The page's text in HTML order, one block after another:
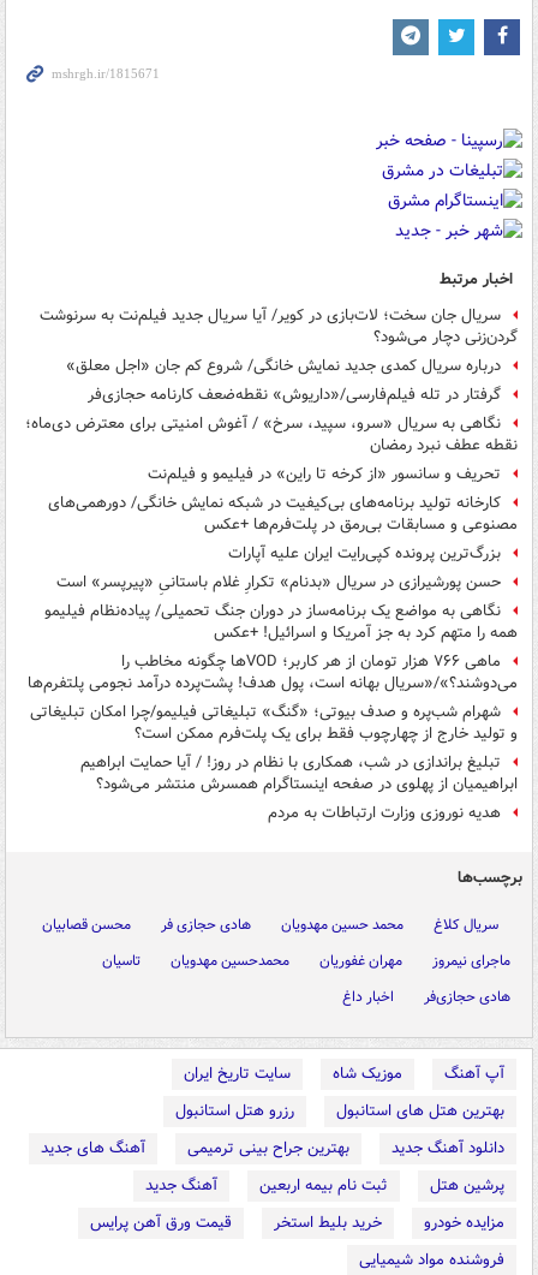
اخبار مرتبط
سریال جان سخت؛ لات‌بازی در کویر/ آیا سریال جدید فیلم‌نت به سرنوشت
گردن‌زنی دچار می‌شود؟
درباره سریال کمدی جدید نمایش خانگی/ شروع کم جان «اجل معلق»
گرفتار در تله فیلم‌فارسی/«داریوش» نقطه‌ضعف کارنامه حجازی‌فر
نگاهی به سریال «سرو، سپید، سرخ» / آغوش امنیتی برای معترض دی‌ماه؛
نقطه عطف نبرد رمضان
تحریف و سانسور «از کرخه تا راین» در فیلیمو و فیلم‌نت
کارخانه تولید برنامه‌های بی‌کیفیت در شبکه نمایش خانگی/ دورهمی‌های
مصنوعی و مسابقات بی‌رمق در پلت‌فرم‌ها +عکس
بزرگ‌ترین پرونده کپی‌رایت ایران علیه آپارات
حسن پورشیرازی در سریال «بدنام» تکرارِ غلام باستانیِ «پیرپسر» است
نگاهی به مواضع یک برنامه‌ساز در دوران جنگ تحمیلی/ پیاده‌نظام فیلیمو
همه را متهم کرد به جز آمریکا و اسرائیل! +عکس
ماهی ۷۶۶ هزار تومان از هر کاربر؛ VODها چگونه مخاطب را
می‌دوشند؟»/«سریال بهانه است، پول هدف! پشت‌پرده درآمد نجومی پلتفرم‌ها
شهرام شب‌پره و صدف بیوتی؛ «گنگ» تبلیغاتی فیلیمو/چرا امکان تبلیغاتی
و تولید خارج از چهارچوب فقط برای یک پلت‌فرم ممکن است؟
تبلیغ براندازی در شب، همکاری با نظام در روز! / آیا حمایت ابراهیم
ابراهیمیان از پهلوی در صفحه اینستاگرام همسرش منتشر می‌شود؟
هدیه نوروزی وزارت ارتباطات به مردم
برچسب‌ها
سریال کلاغ محمد حسین مهدویان هادی حجازی فر
محسن قصابیان
ماجرای نیمروز
مهران غفوریان محمدحسین مهدویان
تاسیان
هادی حجازی‌فر
اخبار داغ
آپ آهنگ موزیک شاه
سایت تاریخ ایران
بهترین هتل های استانبول
رزرو هتل استانبول
دانلود آهنگ جدید
بهترین جراح بینی ترمیمی
آهنگ های جدید
پرشین هتل
ثبت نام بیمه اربعین
آهنگ جدید
مزایده خودرو
خرید بلیط استخر
قیمت ورق آهن پرایس
فروشنده مواد شیمیایی